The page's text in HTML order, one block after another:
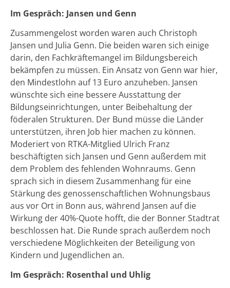
Im Gespräch: Jansen und Genn
Zusammengelost worden waren auch Christoph
Jansen und Julia Genn. Die beiden waren sich einige
darin, den Fachkräftemangel im Bildungsbereich
bekämpfen zu müssen. Ein Ansatz von Genn war hier,
den Mindestlohn auf 13 Euro anzuheben. Jansen
wünschte sich eine bessere Ausstattung der
Bildungseinrichtungen, unter Beibehaltung der
föderalen Strukturen. Der Bund müsse die Länder
unterstützen, ihren Job hier machen zu können.
Moderiert von RTKA-Mitglied Ulrich Franz
beschäftigten sich Jansen und Genn außerdem mit
dem Problem des fehlenden Wohnraums. Genn
sprach sich in diesem Zusammenhang für eine
Stärkung des genossenschaftlichen Wohnungsbaus
aus vor Ort in Bonn aus, während Jansen auf die
Wirkung der 40%-Quote hofft, die der Bonner Stadtrat
beschlossen hat. Die Runde sprach außerdem noch
verschiedene Möglichkeiten der Beteiligung von
Kindern und Jugendlichen an.
Im Gespräch: Rosenthal und Uhlig